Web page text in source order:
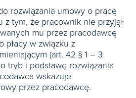
rozwiązania umowy o pracę
z tym, że pracownik nie przyjął
mu przez pracodawcę
płacy w związku z
(art. 42 § 1 – 3
tryb i podstawę rozwiązania
wskazuje
przez pracodawcę.